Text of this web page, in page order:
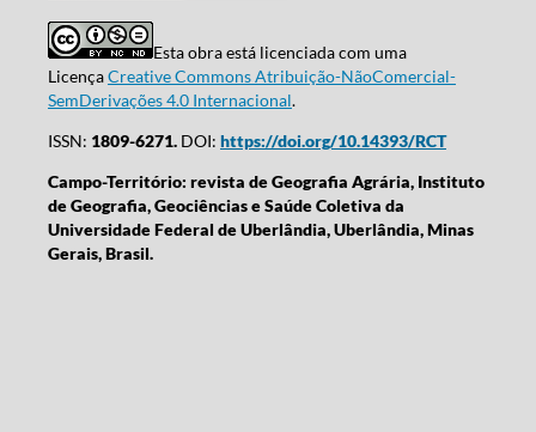
Esta obra está licenciada com uma
LicençaCreative Commons Atribuição-NãoComercial-
SemDerivações 4.0 Internacional.
ISSN: 1809-6271.DOI: https://doi.org/10.14393/RCT
Campo-Território: revista de Geografia Agrária, Instituto
de Geografia, Geociências e Saúde Coletiva da
Universidade Federal de Uberlândia, Uberlândia, Minas
Gerais, Brasil.